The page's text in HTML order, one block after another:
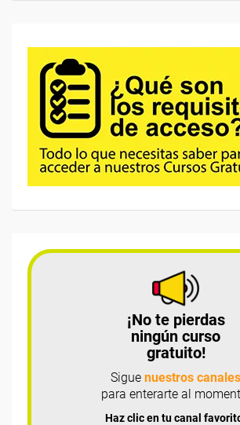
¡No te pierdas
ningún curso
gratuito!
Sigue nuestros canales
para enterarte al
Haz clic en tu canal